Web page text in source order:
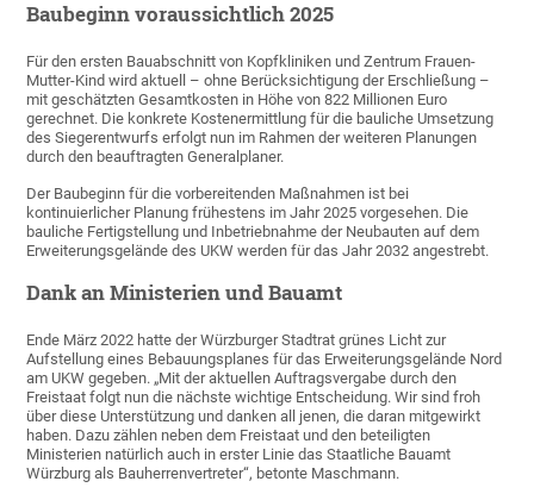
Baubeginn voraussichtlich 2025
Für den ersten Bauabschnitt von Kopfkliniken und Zentrum Frauen-
Mutter-Kind wird aktuell – ohne Berücksichtigung der Erschließung –
mit geschätzten Gesamtkosten in Höhe von 822 Millionen Euro
gerechnet. Die konkrete Kostenermittlung für die bauliche Umsetzung
des Siegerentwurfs erfolgt nun im Rahmen der weiteren Planungen
durch den beauftragten Generalplaner.
Der Baubeginn für die vorbereitenden Maßnahmen ist bei
kontinuierlicher Planung frühestens im Jahr 2025 vorgesehen. Die
bauliche Fertigstellung und Inbetriebnahme der Neubauten auf dem
Erweiterungsgelände des UKW werden für das Jahr 2032 angestrebt.
Dank an Ministerien und Bauamt
Ende März 2022 hatte der Würzburger Stadtrat grünes Licht zur
Aufstellung eines Bebauungsplanes für das Erweiterungsgelände Nord
am UKW gegeben. „Mit der aktuellen Auftragsvergabe durch den
Freistaat folgt nun die nächste wichtige Entscheidung. Wir sind froh
über diese Unterstützung und danken all jenen, die daran mitgewirkt
haben. Dazu zählen neben dem Freistaat und den beteiligten
Ministerien natürlich auch in erster Linie das Staatliche Bauamt
Würzburg als Bauherrenvertreter“, betonte Maschmann.